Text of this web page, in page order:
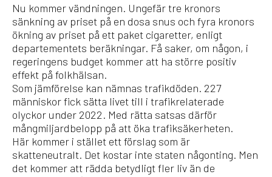
Nu kommer vändningen. Ungefär tre kronors
sänkning av priset på en dosa snus och fyra kronors
ökning av priset på ett paket cigaretter, enligt
departementets beräkningar. Få saker, om någon, i
regeringens budget kommer att ha större positiv
effekt på folkhälsan.
Som jämförelse kan nämnas trafikdöden. 227
människor fick sätta livet till i trafikrelaterade
olyckor under 2022. Med rätta satsas därför
mångmiljardbelopp på att öka trafiksäkerheten.
Här kommer i stället ett förslag som är
skatteneutralt. Det kostar inte staten någonting. Men
det kommer att rädda betydligt fler liv än de